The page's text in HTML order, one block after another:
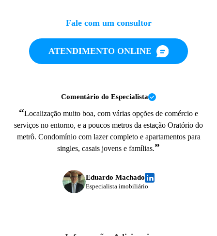
Fale com um consultor
ATENDIMENTO ONLINE
Comentário do Especialista
“Localização muito boa, com várias opções de comércio e
serviços no entorno, e a poucos metros da estação Oratório do
metrô. Condomínio com lazer completo e apartamentos para
singles, casais jovens e famílias.”
Eduardo Machado
Especialista imobiliário